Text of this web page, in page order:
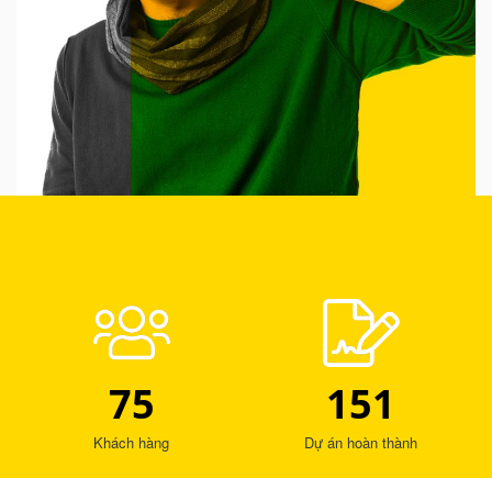
75
Khách hàng
151
Dự án hoàn thành